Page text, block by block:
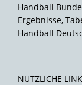
Handball
Ergebnisse,
Handball
NÜTZLICHE